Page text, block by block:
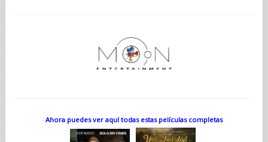
Ahora puedes ver aquí todas estas películas completas